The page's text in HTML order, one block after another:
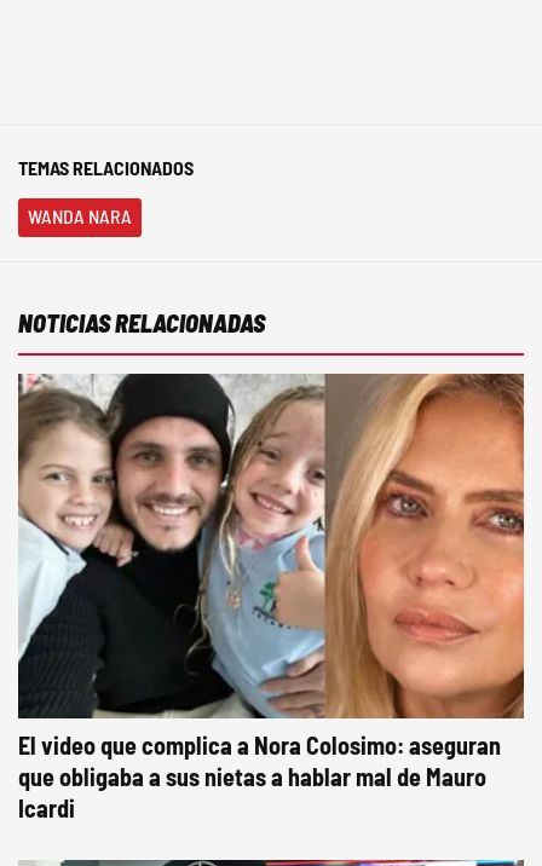
TEMAS RELACIONADOS
WANDA NARA
NOTICIAS RELACIONADAS
El video que complica a Nora Colosimo: aseguran
que obligaba a sus nietas a hablar mal de Mauro
Icardi